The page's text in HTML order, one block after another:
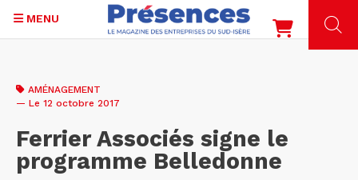
contenu
MENU
AMÉNAGEMENT
— Le 12 octobre 2017
Ferrier Associés signe le
programme Belledonne